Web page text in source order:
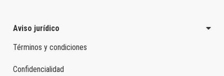
Aviso jurídico
Términos y condiciones
Confidencialidad